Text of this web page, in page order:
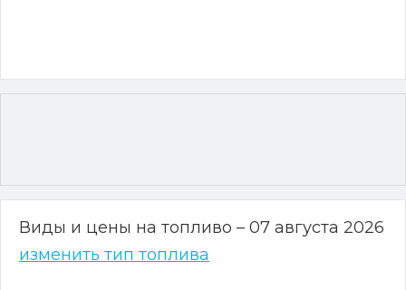
Виды и цены на топливо – 07 августа 2026
изменить тип топлива